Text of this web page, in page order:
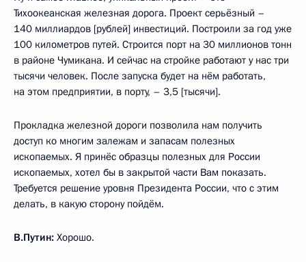
Тихоокеанская железная дорога. Проект серьёзный –
140 миллиардов [рублей] инвестиций. Построили за год уже
100 километров путей. Строится порт на 30 миллионов тонн
в районе Чумикана. И сейчас на стройке работают у нас три
тысячи человек. После запуска будет на нём работать,
на этом предприятии, в порту, – 3,5 [тысячи].
Прокладка железной дороги позволила нам получить
доступ ко многим залежам и запасам полезных
ископаемых. Я принёс образцы полезных для России
ископаемых, хотел бы в закрытой части Вам показать.
Требуется решение уровня Президента России, что с этим
делать, в какую сторону пойдём.
В.Путин: Хорошо.